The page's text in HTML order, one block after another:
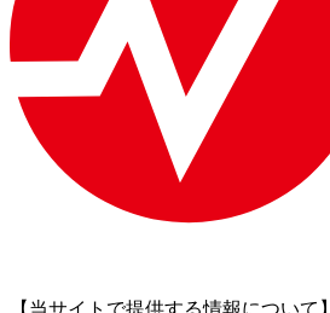
【当サイトで提供する情報について】